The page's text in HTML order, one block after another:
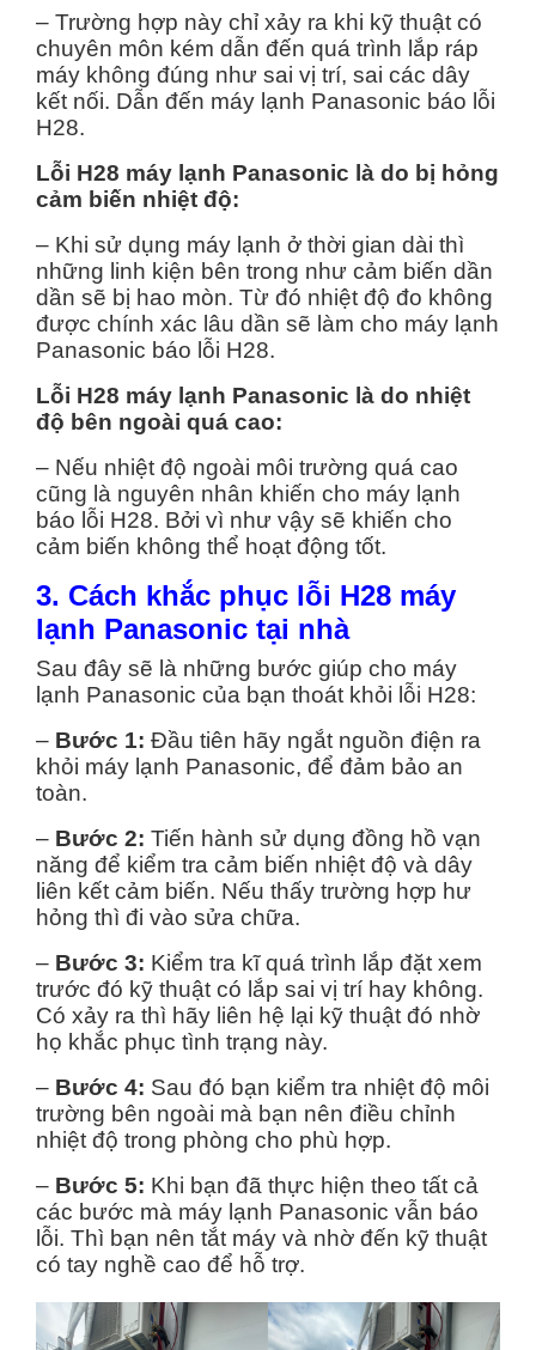
– Trường hợp này chỉ xảy ra khi kỹ thuật có
chuyên môn kém dẫn đến quá trình lắp ráp
máy không đúng như sai vị trí, sai các dây
kết nối. Dẫn đến máy lạnh Panasonic báo lỗi
H28.
Lỗi H28 máy lạnh Panasonic là do bị hỏng
cảm biến nhiệt độ:
– Khi sử dụng máy lạnh ở thời gian dài thì
những linh kiện bên trong như cảm biến dần
dần sẽ bị hao mòn. Từ đó nhiệt độ đo không
được chính xác lâu dần sẽ làm cho máy lạnh
Panasonic báo lỗi H28.
Lỗi H28 máy lạnh Panasonic là do nhiệt
độ bên ngoài quá cao:
– Nếu nhiệt độ ngoài môi trường quá cao
cũng là nguyên nhân khiến cho máy lạnh
báo lỗi H28. Bởi vì như vậy sẽ khiến cho
cảm biến không thể hoạt động tốt.
3. Cách khắc phục lỗi H28 máy
lạnh Panasonic tại nhà
Sau đây sẽ là những bước giúp cho máy
lạnh Panasonic của bạn thoát khỏi lỗi H28:
– Bước 1: Đầu tiên hãy ngắt nguồn điện ra
khỏi máy lạnh Panasonic, để đảm bảo an
toàn.
– Bước 2: Tiến hành sử dụng đồng hồ vạn
năng để kiểm tra cảm biến nhiệt độ và dây
liên kết cảm biến. Nếu thấy trường hợp hư
hỏng thì đi vào sửa chữa.
– Bước 3: Kiểm tra kĩ quá trình lắp đặt xem
trước đó kỹ thuật có lắp sai vị trí hay không.
Có xảy ra thì hãy liên hệ lại kỹ thuật đó nhờ
họ khắc phục tình trạng này.
– Bước 4: Sau đó bạn kiểm tra nhiệt độ môi
trường bên ngoài mà bạn nên điều chỉnh
nhiệt độ trong phòng cho phù hợp.
– Bước 5: Khi bạn đã thực hiện theo tất cả
các bước mà máy lạnh Panasonic vẫn báo
lỗi. Thì bạn nên tắt máy và nhờ đến kỹ thuật
có tay nghề cao để hỗ trợ.